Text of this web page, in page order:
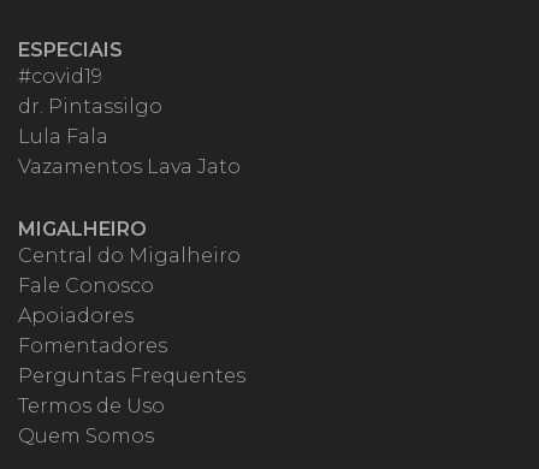
ESPECIAIS
#covid19
dr. Pintassilgo
Lula Fala
Vazamentos Lava Jato
MIGALHEIRO
Central do Migalheiro
Fale Conosco
Apoiadores
Fomentadores
Perguntas Frequentes
Termos de Uso
Quem Somos